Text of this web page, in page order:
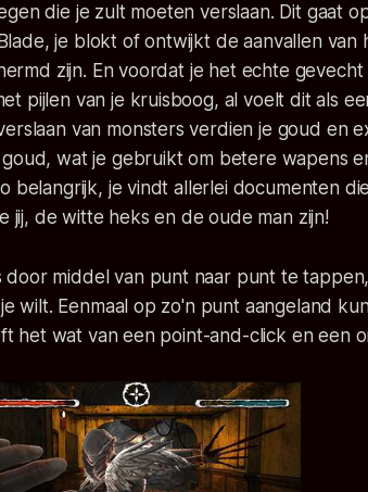
die je zult moeten verslaan. Dit gaat
je blokt of ontwijkt de aanvallen van
zijn. En voordat je het echte
pijlen van je kruisboog, al voelt dit als
van monsters verdien je goud en
wat je gebruikt om betere wapens
belangrijk, je vindt allerlei documenten
jij, de witte heks en de oude man zijn!
middel van punt naar punt te
wilt. Eenmaal op zo'n punt aangeland
het wat van een point-and-click en een